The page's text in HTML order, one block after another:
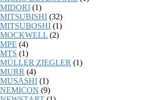
MIDORI (1)
MITSUBISHI (32)
MITSUBOSHI (1)
MOCKWELL (2)
MPE (4)
MTS (1)
MÜLLER ZIEGLER (1)
MURR (4)
MUSASHI (1)
NEMICON (9)